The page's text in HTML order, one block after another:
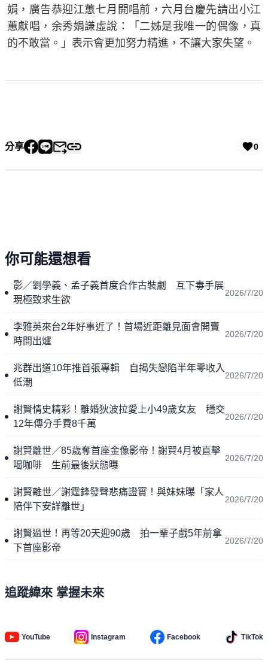
娟，廣告恭迎江蕙七月開唱前，六月台慶先請出小江
蕙獻唱，余秀娟謙虛說：「二姊是我唯一的偶像，真
的不敢當。」表示會更加努力精進，不讓大家失望。
分享 0
你可能還想看
影／劉學義、孟子義首度合作古裝劇 互下毒手展
現極致求生欲
2026/7/20
李雅英來台2年好事近了！首場近距離見面會開賣
時間出爐
2026/7/20
兆群出道10年推首張專輯 自揭失戀陷半年零收入
低潮
2026/7/20
謝賢情史精彩！離婚狄波拉愛上小49歲女友 穩交
12年傳分手費8千萬
2026/7/20
謝賢離世／85歲奪首座金像影帝！謝賢4月被直擊
喝咖啡 生前最後狀態曝
2026/7/20
謝賢離世／謝霆鋒發聲悲痛證實！與妹妹曝「家人
陪伴下安詳離世」
2026/7/20
謝賢過世！再等20天迎90歲 拍一輩子戲5年前拿
下首座影帝
2026/7/20
追蹤緯來 掌握未來
YouTube Instagram Facebook TikTok